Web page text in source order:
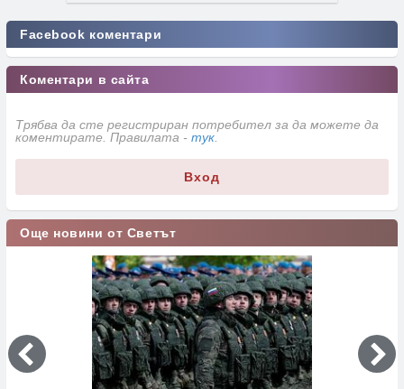
Facebook коментари
Коментари в сайта
Трябва да сте регистриран потребител за да можете да
коментирате. Правилата - тук.
Вход
Още новини от Светът